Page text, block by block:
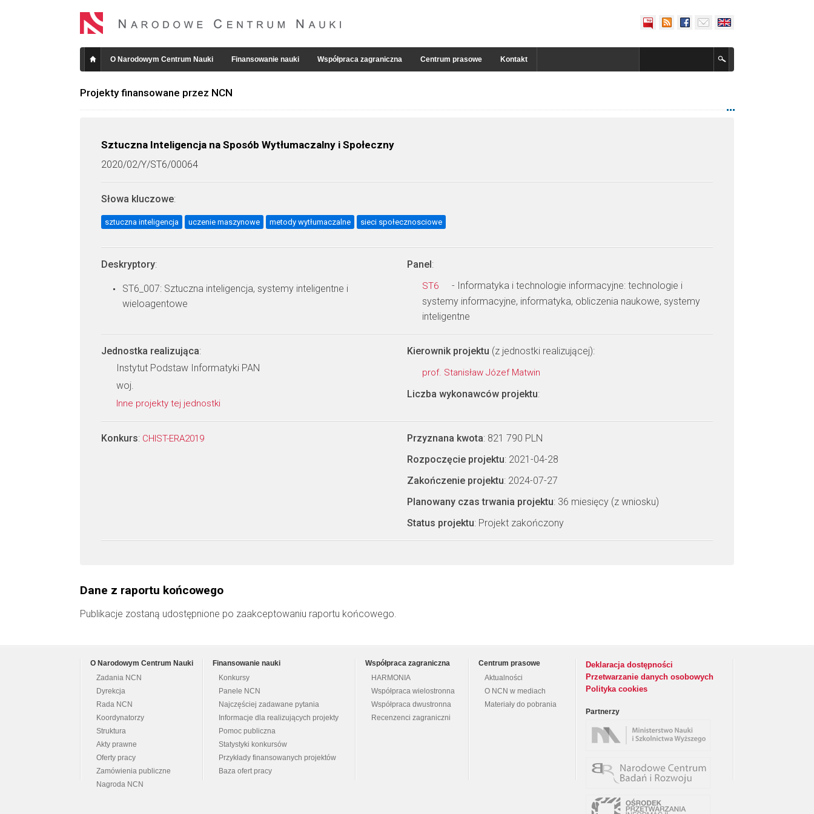
O Narodowym Centrum Nauki Finansowanie nauki Współpraca zagraniczna Centrum prasowe Kontakt
Projekty finansowane przez NCN
Sztuczna Inteligencja na Sposób Wytłumaczalny i Społeczny
2020/02/Y/ST6/00064
Słowa kluczowe:
sztuczna inteligencja uczenie maszynowe metody wytłumaczalne sieci społecznosciowe
Deskryptory:
ST6_007: Sztuczna inteligencja, systemy inteligentne i
wieloagentowe
Panel:
ST6
- Informatyka i technologie informacyjne: technologie i
systemy informacyjne, informatyka, obliczenia naukowe, systemy
inteligentne
Jednostka realizująca:
Instytut Podstaw Informatyki PAN
woj.
Inne projekty tej jednostki
Kierownik projektu (z jednostki realizującej):
prof. Stanisław Józef Matwin
Liczba wykonawców projektu:
Konkurs: CHIST-ERA2019 Przyznana kwota: 821 790 PLN
Rozpoczęcie projektu: 2021-04-28
Zakończenie projektu: 2024-07-27
Planowany czas trwania projektu: 36 miesięcy (z wniosku)
Status projektu: Projekt zakończony
Dane z raportu końcowego
Publikacje zostaną udostępnione po zaakceptowaniu raportu końcowego.
O Narodowym Centrum Nauki
Zadania NCN
Dyrekcja
Rada NCN
Koordynatorzy
Struktura
Akty prawne
Oferty pracy
Zamówienia publiczne
Nagroda NCN
Finansowanie nauki
Konkursy
Panele NCN
Najczęściej zadawane pytania
Informacje dla realizujących projekty
Pomoc publiczna
Statystyki konkursów
Przykłady finansowanych projektów
Baza ofert pracy
Współpraca zagraniczna
HARMONIA
Współpraca wielostronna
Współpraca dwustronna
Recenzenci zagraniczni
Centrum prasowe
Aktualności
O NCN w mediach
Materiały do pobrania
Deklaracja dostępności
Przetwarzanie danych osobowych
Polityka cookies
Partnerzy